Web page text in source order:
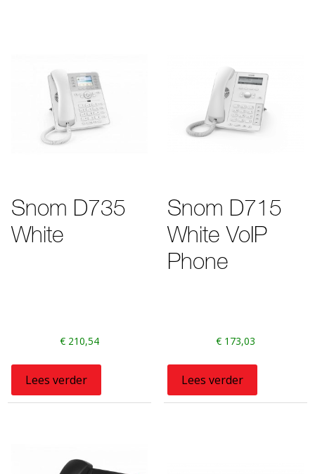
Snom D735
White
€ 210,54
Lees verder
Snom D715
White VoIP
Phone
€173,03
Lees verder